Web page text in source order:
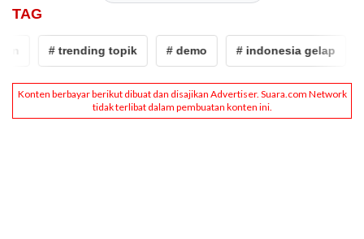
TAG
# trending topik # demo # indonesia gelap